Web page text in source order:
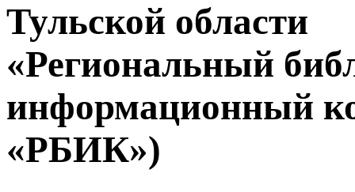
Тульской области
«Региональный
информационный
«РБИК»)